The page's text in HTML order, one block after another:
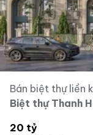
Bán biệt thự liền
Biệt thự Thanh
20 tỷ